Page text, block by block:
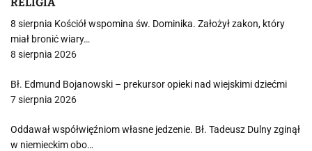
8 sierpnia Kościół wspomina św. Dominika. Założył zakon, który
miał bronić wiary…
8 sierpnia 2026
Bł. Edmund Bojanowski – prekursor opieki nad wiejskimi dziećmi
7 sierpnia 2026
Oddawał współwięźniom własne jedzenie. Bł. Tadeusz Dulny zginął
w niemieckim obo…